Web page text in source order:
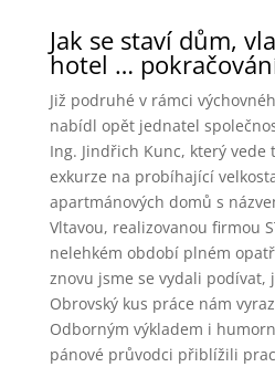
Jak se staví dům,
hotel …
Již podruhé v rámci
nabídl opět jednatel
Ing. Jindřich Kunc, který
exkurze na probíhající
apartmánových domů s
Vltavou, realizovanou firmou
nelehkém období plném
znovu jsme se vydali podívat,
Obrovský kus práce nám
Odborným výkladem i
pánové průvodci přiblížili